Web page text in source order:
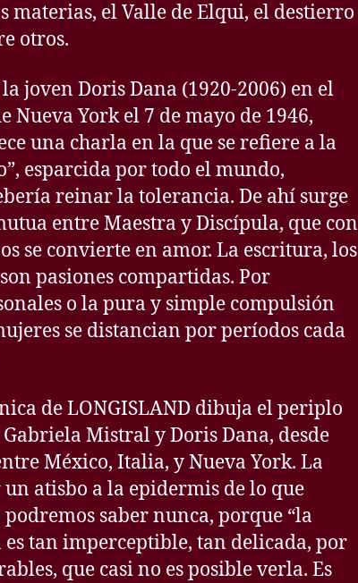
materias, el Valle de Elqui, el destierro
otros.
joven Doris Dana (1920-2006) en el
Nueva York el 7 de mayo de 1946,
una charla en la que se refiere a la
esparcida por todo el mundo,
reinar la tolerancia. De ahí surge
entre Maestra y Discípula, que con
se convierte en amor. La escritura, los
pasiones compartidas. Por
o la pura y simple compulsión
se distancian por períodos cada
de LONGISLAND dibuja el periplo
Mistral y Doris Dana, desde
México, Italia, y Nueva York. La
un atisbo a la epidermis de lo que
saber nunca, porque “la
tan imperceptible, tan delicada, por
que casi no es posible verla. Es